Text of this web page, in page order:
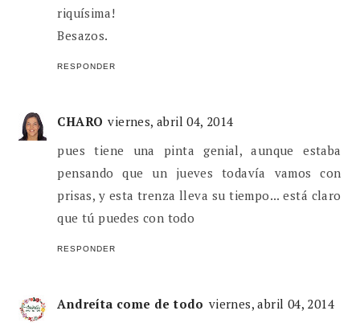
riquísima!
Besazos.
RESPONDER
CHARO viernes, abril 04, 2014
pues tiene una pinta genial, aunque estaba
pensando que un jueves todavía vamos con
prisas, y esta trenza lleva su tiempo... está claro
que tú puedes con todo
RESPONDER
Andreíta come de todo viernes, abril 04, 2014